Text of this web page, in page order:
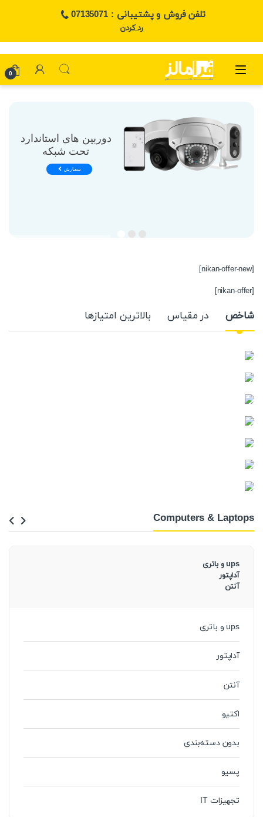
تلفن فروش و پشتیبانی : 07135071
رد کردن
0
دوربین های استاندارد
تحت شبکه
سفـارش
[nikan-offer-new]
[nikan-offer]
تب محصولات گردونه
شاخص در مقیاس بالاترین امتیازها
Computers & Laptops
ups و باتری
آداپتور
آنتن
ups و باتری
آداپتور
آنتن
اکتیو
بدون دسته‌بندی
پسیو
تجهیزات IT